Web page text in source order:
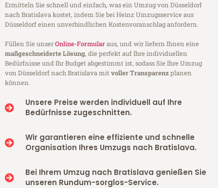
Ermitteln Sie schnell und einfach, was ein Umzug von Düsseldorf
nach Bratislava kostet, indem Sie bei Heinz Umzugsservice aus
Düsseldorf einen unverbindlichen Kostenvoranschlag anfordern.
Füllen Sie unserOnline-Formularaus, und wir liefern Ihnen eine
maßgeschneiderte Lösung, die perfekt auf Ihre individuellen
Bedürfnisse und Ihr Budget abgestimmt ist, sodass Sie Ihre Umzug
von Düsseldorf nach Bratislava mitvoller Transparenzplanen
können.
Unsere Preise werden individuell auf Ihre
Bedürfnisse zugeschnitten.
Wir garantieren eine effiziente und schnelle
Organisation Ihres Umzugs nach Bratislava.
Bei Ihrem Umzug nach Bratislava genießen Sie
unseren Rundum-sorglos-Service.